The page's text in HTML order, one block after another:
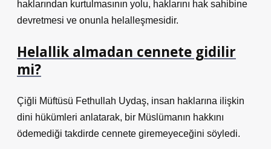
haklarından kurtulmasının yolu, haklarını hak sahibine
devretmesi ve onunla helalleşmesidir.
Helallik almadan cennete gidilir
mi?
Çiğli Müftüsü Fethullah Uydaş, insan haklarına ilişkin
dini hükümleri anlatarak, bir Müslümanın hakkını
ödemediği takdirde cennete giremeyeceğini söyledi.